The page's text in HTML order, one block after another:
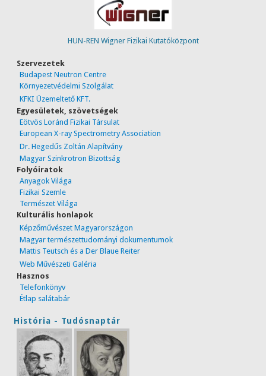
HUN-REN Wigner Fizikai Kutatóközpont
Szervezetek
Budapest Neutron Centre
Környezetvédelmi Szolgálat
KFKI Üzemeltető KFT.
Egyesületek, szövetségek
Eötvös Loránd Fizikai Társulat
European X-ray Spectrometry Association
Dr. Hegedűs Zoltán Alapítvány
Magyar Szinkrotron Bizottság
Folyóiratok
Anyagok Világa
Fizikai Szemle
Természet Világa
Kulturális honlapok
Képzőművészet Magyarországon
Magyar természettudományi dokumentumok
Mattis Teutsch és a Der Blaue Reiter
Web Művészeti Galéria
Hasznos
Telefonkönyv
Étlap salátabár
História - Tudósnaptár